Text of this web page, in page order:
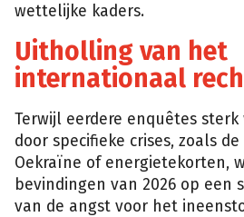
wettelijke kaders.
Uitholling van het
internationaal
Terwijl eerdere enquêtes
door specifieke crises, zoals
Oekraïne of energietekorten,
bevindingen van 2026 op een
van de angst voor het